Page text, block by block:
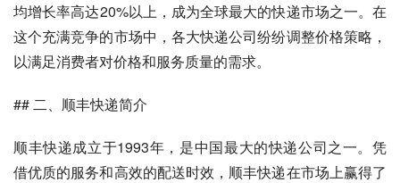
均增长率高达20%以上，成为全球最大的快递市场之一。在
这个充满竞争的市场中，各大快递公司纷纷调整价格策略，
以满足消费者对价格和服务质量的需求。
## 二、顺丰快递简介
顺丰快递成立于1993年，是中国最大的快递公司之一。凭
借优质的服务和高效的配送时效，顺丰快递在市场上赢得了